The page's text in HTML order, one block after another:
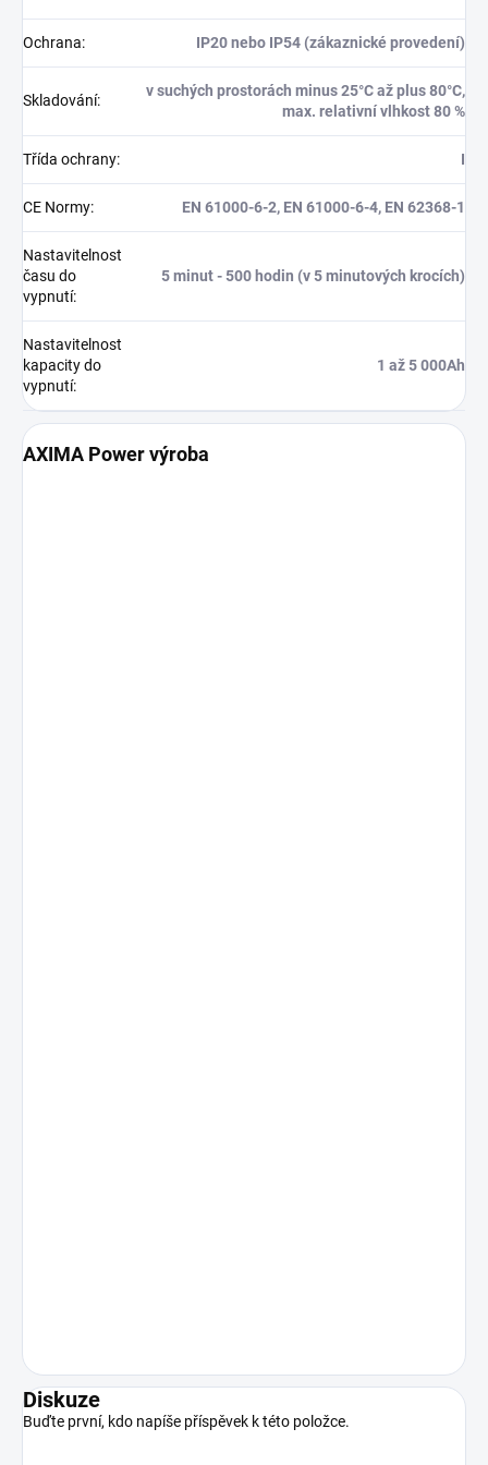
Ochrana: IP20 nebo IP54 (zákaznické provedení)
Skladování:
v suchých prostorách minus 25°C až plus 80°C,
max. relativní vlhkost 80 %
Třída ochrany: I
CE Normy: EN 61000-6-2, EN 61000-6-4, EN 62368-1
Nastavitelnost
času do
vypnutí:
5 minut - 500 hodin (v 5 minutových krocích)
Nastavitelnost
kapacity do
vypnutí:
1 až 5 000Ah
AXIMA Power výroba
Diskuze
Buďte první, kdo napíše příspěvek k této položce.